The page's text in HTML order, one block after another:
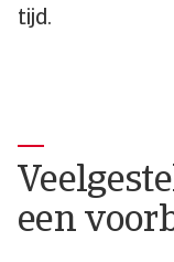
tijd.
een